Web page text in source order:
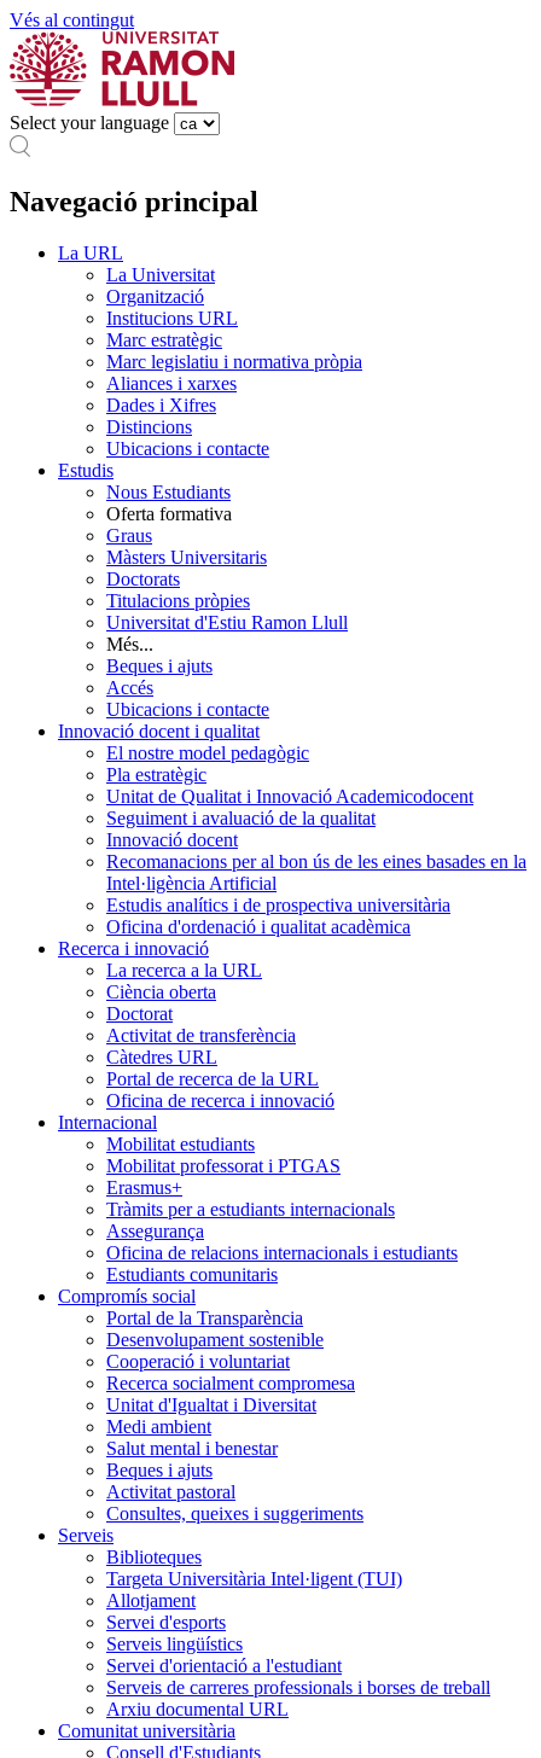
Vés al contingut
Select your language
Navegació principal
La URL
La Universitat
Organització
Institucions URL
Marc estratègic
Marc legislatiu i normativa pròpia
Aliances i xarxes
Dades i Xifres
Distincions
Ubicacions i contacte
Estudis
Nous Estudiants
Oferta formativa
Graus
Màsters Universitaris
Doctorats
Titulacions pròpies
Universitat d'Estiu Ramon Llull
Més...
Beques i ajuts
Accés
Ubicacions i contacte
Innovació docent i qualitat
El nostre model pedagògic
Pla estratègic
Unitat de Qualitat i Innovació Academicodocent
Seguiment i avaluació de la qualitat
Innovació docent
Recomanacions per al bon ús de les eines basades en la
Intel·ligència Artificial
Estudis analítics i de prospectiva universitària
Oficina d'ordenació i qualitat acadèmica
Recerca i innovació
La recerca a la URL
Ciència oberta
Doctorat
Activitat de transferència
Càtedres URL
Portal de recerca de la URL
Oficina de recerca i innovació
Internacional
Mobilitat estudiants
Mobilitat professorat i PTGAS
Erasmus+
Tràmits per a estudiants internacionals
Assegurança
Oficina de relacions internacionals i estudiants
Estudiants comunitaris
Compromís social
Portal de la Transparència
Desenvolupament sostenible
Cooperació i voluntariat
Recerca socialment compromesa
Unitat d'Igualtat i Diversitat
Medi ambient
Salut mental i benestar
Beques i ajuts
Activitat pastoral
Consultes, queixes i suggeriments
Serveis
Biblioteques
Targeta Universitària Intel·ligent (TUI)
Allotjament
Servei d'esports
Serveis lingüístics
Servei d'orientació a l'estudiant
Serveis de carreres professionals i borses de treball
Arxiu documental URL
Comunitat universitària
Consell d'Estudiants